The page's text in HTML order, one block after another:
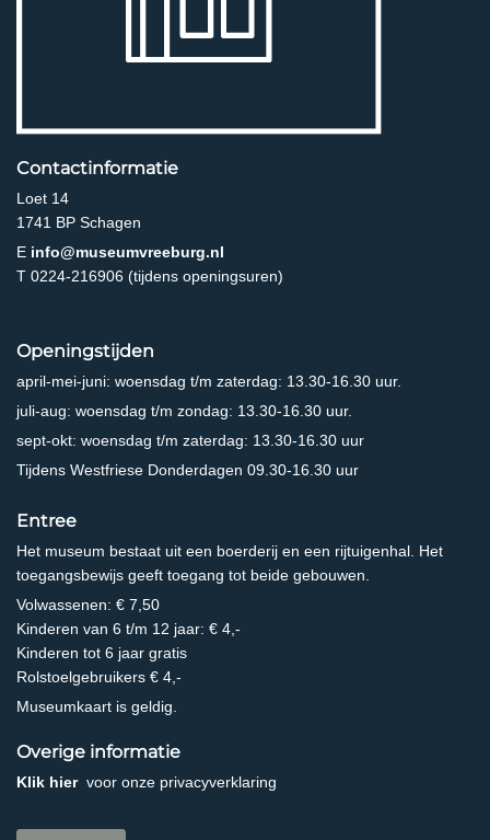
Contactinformatie
Loet 14
1741 BP Schagen
E info@museumvreeburg.nl
T 0224-216906 (tijdens openingsuren)
Openingstijden
april-mei-juni: woensdag t/m zaterdag: 13.30-16.30 uur.
juli-aug: woensdag t/m zondag: 13.30-16.30 uur.
sept-okt: woensdag t/m zaterdag: 13.30-16.30 uur
Tijdens Westfriese Donderdagen 09.30-16.30 uur
Entree
Het museum bestaat uit een boerderij en een rijtuigenhal. Het
toegangsbewijs geeft toegang tot beide gebouwen.
Volwassenen: € 7,50
Kinderen van 6 t/m 12 jaar: € 4,-
Kinderen tot 6 jaar gratis
Rolstoelgebruikers € 4,-
Museumkaart is geldig.
Overige informatie
Klik hier voor onze privacyverklaring